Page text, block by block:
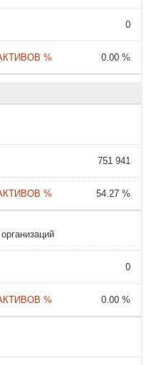
0
0.00 %
751 941
54.27 %
0
0.00 %